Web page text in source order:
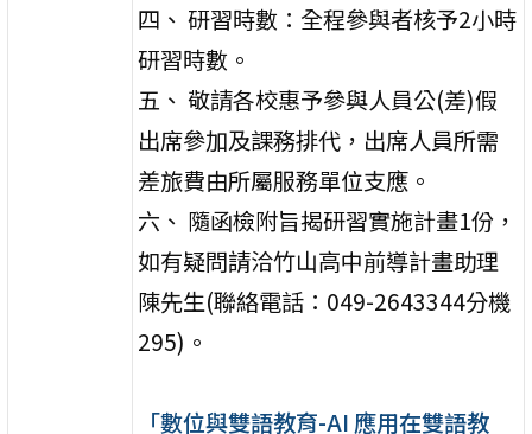
四、 研習時數：全程參與者核予2小時
研習時數。
五、 敬請各校惠予參與人員公(差)假
出席參加及課務排代，出席人員所需
差旅費由所屬服務單位支應。
六、 隨函檢附旨揭研習實施計畫1份，
如有疑問請洽竹山高中前導計畫助理
陳先生(聯絡電話：049-2643344分機
295)。
「數位與雙語教育-AI 應用在雙語教